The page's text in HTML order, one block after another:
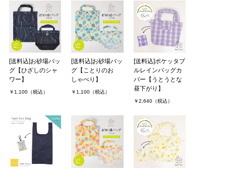
[送料込]お砂場バッ
グ【ひざしのシャ
ワー】
￥1,100（税込）
[送料込]お砂場バッ
グ【ことりのお
しゃべり】
￥1,100（税込）
[送料込]ポケッタブ
ルレインバッグカ
バー【うとうとな
昼下がり】
￥2,640（税込）